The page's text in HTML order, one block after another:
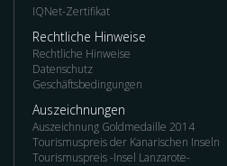
IQNet-Zertifikat
Rechtliche Hinweise
Rechtliche Hinweise
Datenschutz
Geschäftsbedingungen
Auszeichnungen
Auszeichnung Goldmedaille 2014
Tourismuspreis der Kanarischen Inseln
Tourismuspreis -Insel Lanzarote-